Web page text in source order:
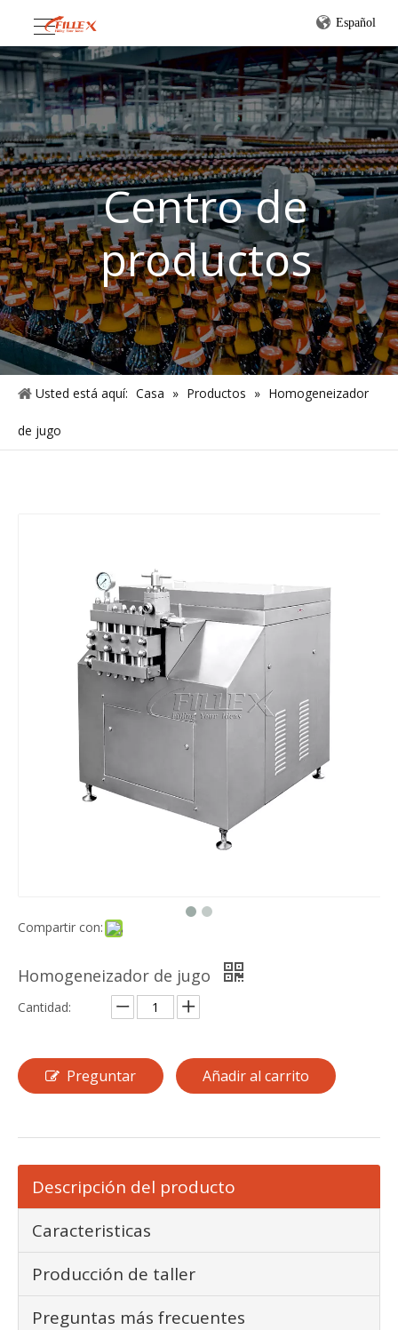
Español
Centro de
productos
Usted está aquí: Casa » Productos » Homogeneizador
de jugo
Compartir con:
Homogeneizador de jugo
Cantidad:
Preguntar Añadir al carrito
Descripción del producto
Caracteristicas
Producción de taller
Preguntas más frecuentes